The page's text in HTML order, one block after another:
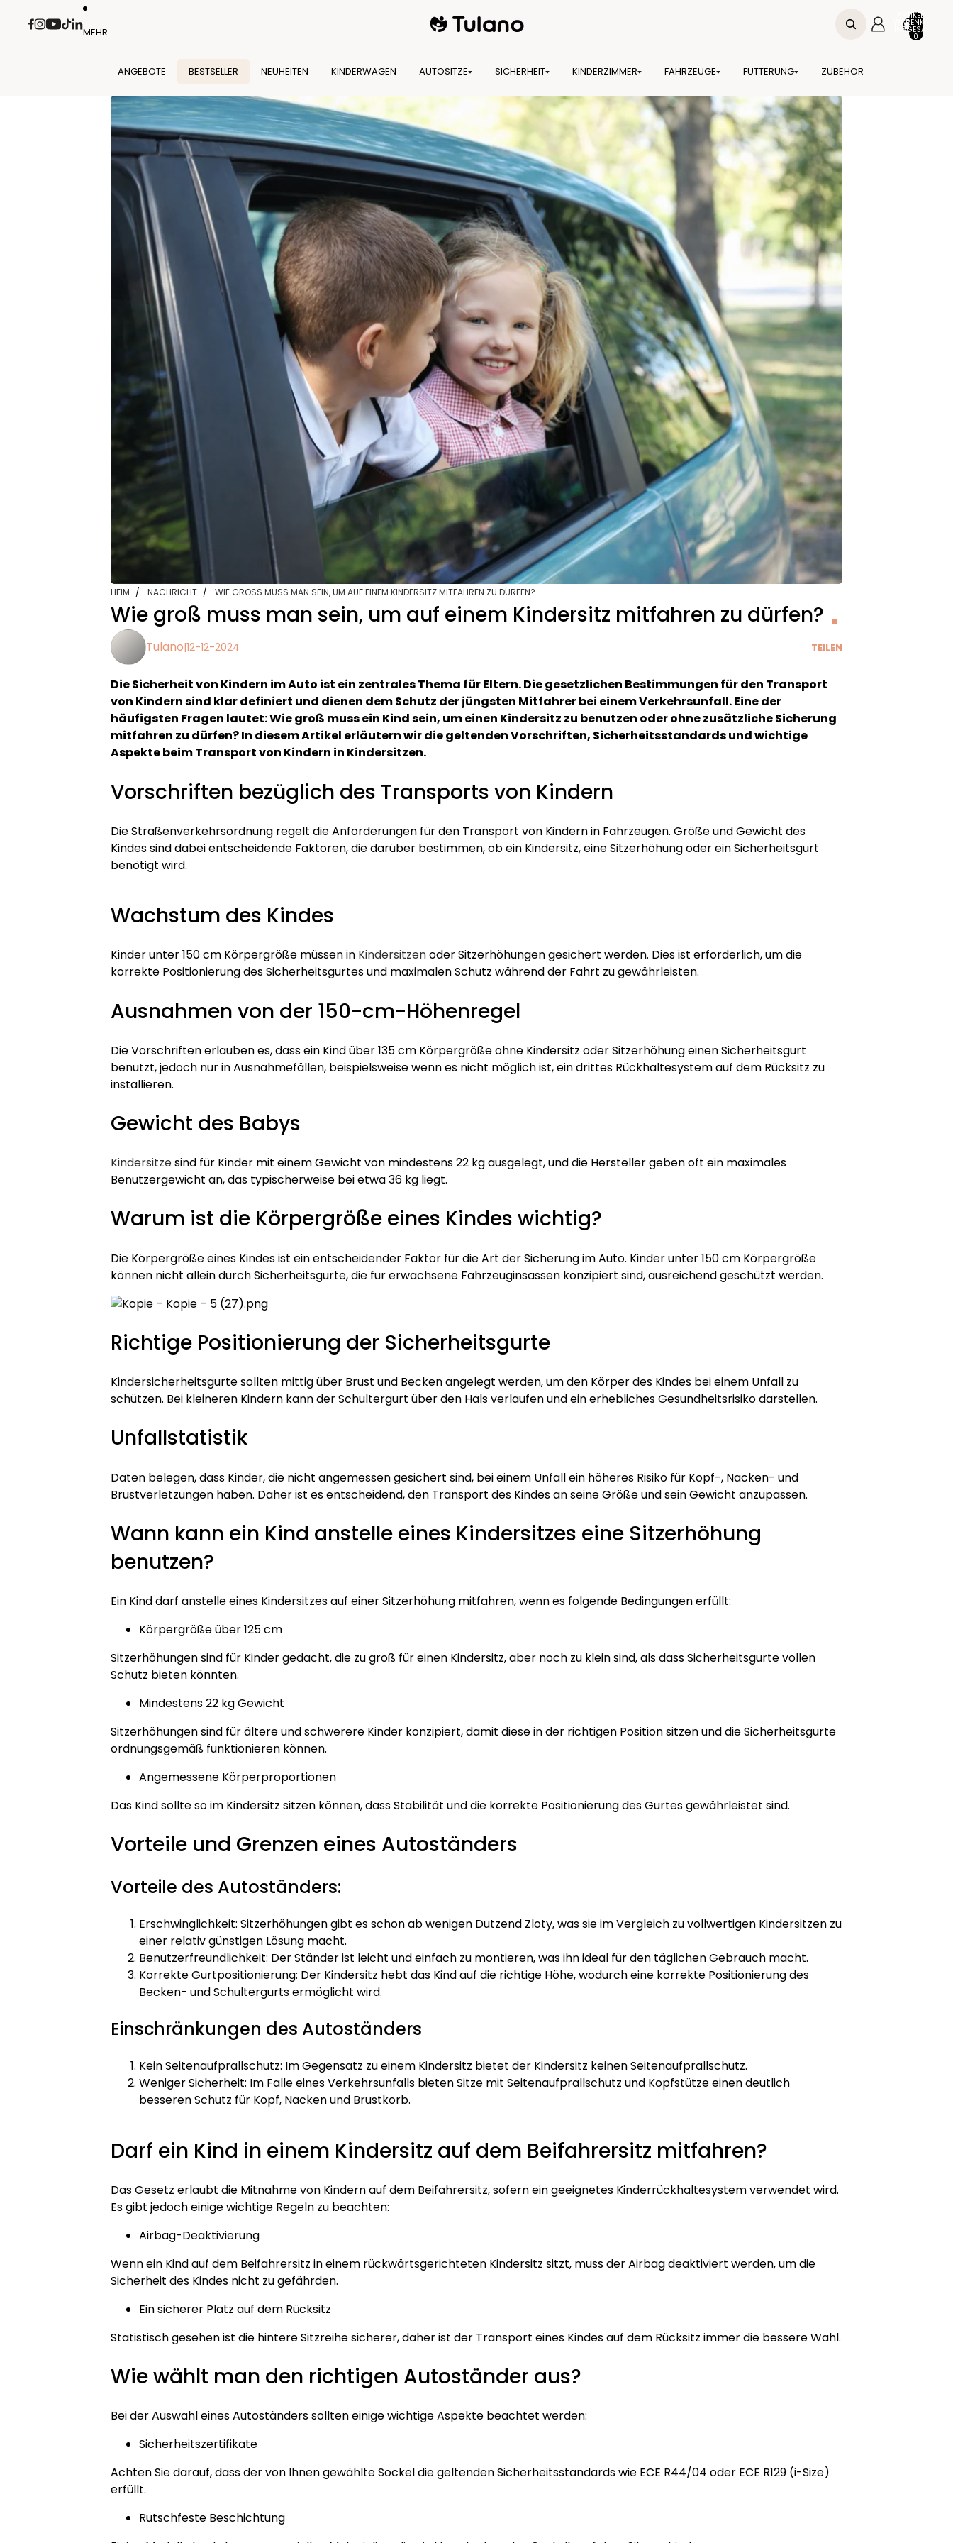
Direkt zum Inhalt
MEHR
ARTIKEL IM
WARENKORB
INSGESAMT:
0
ANGEBOTE BESTSELLER NEUHEITEN KINDERWAGEN AUTOSITZE SICHERHEIT KINDERZIMMER FAHRZEUGE FÜTTERUNG ZUBEHÖR
HEIM NACHRICHT WIE GROSS MUSS MAN SEIN, UM AUF EINEM KINDERSITZ MITFAHREN ZU DÜRFEN?
Wie groß muss man sein, um auf einem Kindersitz mitfahren zu dürfen?
Tulano|12-12-2024 TEILEN
Die Sicherheit von Kindern im Auto ist ein zentrales Thema für Eltern. Die gesetzlichen Bestimmungen für den Transport
von Kindern sind klar definiert und dienen dem Schutz der jüngsten Mitfahrer bei einem Verkehrsunfall. Eine der
häufigsten Fragen lautet: Wie groß muss ein Kind sein, um einen Kindersitz zu benutzen oder ohne zusätzliche Sicherung
mitfahren zu dürfen? In diesem Artikel erläutern wir die geltenden Vorschriften, Sicherheitsstandards und wichtige
Aspekte beim Transport von Kindern in Kindersitzen.
Vorschriften bezüglich des Transports von Kindern
Die Straßenverkehrsordnung regelt die Anforderungen für den Transport von Kindern in Fahrzeugen. Größe und Gewicht des
Kindes sind dabei entscheidende Faktoren, die darüber bestimmen, ob ein Kindersitz, eine Sitzerhöhung oder ein Sicherheitsgurt
benötigt wird.
Wachstum des Kindes
Kinder unter 150 cm Körpergröße müssen in Kindersitzenoder Sitzerhöhungen gesichert werden. Dies ist erforderlich, um die
korrekte Positionierung des Sicherheitsgurtes und maximalen Schutz während der Fahrt zu gewährleisten.
Ausnahmen von der 150-cm-Höhenregel
Die Vorschriften erlauben es, dass ein Kind über 135 cm Körpergröße ohne Kindersitz oder Sitzerhöhung einen Sicherheitsgurt
benutzt, jedoch nur in Ausnahmefällen, beispielsweise wenn es nicht möglich ist, ein drittes Rückhaltesystem auf dem Rücksitz zu
installieren.
Gewicht des Babys
Kindersitzesind für Kinder mit einem Gewicht von mindestens 22 kg ausgelegt, und die Hersteller geben oft ein maximales
Benutzergewicht an, das typischerweise bei etwa 36 kg liegt.
Warum ist die Körpergröße eines Kindes wichtig?
Die Körpergröße eines Kindes ist ein entscheidender Faktor für die Art der Sicherung im Auto. Kinder unter 150 cm Körpergröße
können nicht allein durch Sicherheitsgurte, die für erwachsene Fahrzeuginsassen konzipiert sind, ausreichend geschützt werden.
Richtige Positionierung der Sicherheitsgurte
Kindersicherheitsgurte sollten mittig über Brust und Becken angelegt werden, um den Körper des Kindes bei einem Unfall zu
schützen. Bei kleineren Kindern kann der Schultergurt über den Hals verlaufen und ein erhebliches Gesundheitsrisiko darstellen.
Unfallstatistik
Daten belegen, dass Kinder, die nicht angemessen gesichert sind, bei einem Unfall ein höheres Risiko für Kopf-, Nacken- und
Brustverletzungen haben. Daher ist es entscheidend, den Transport des Kindes an seine Größe und sein Gewicht anzupassen.
Wann kann ein Kind anstelle eines Kindersitzes eine Sitzerhöhung
benutzen?
Ein Kind darf anstelle eines Kindersitzes auf einer Sitzerhöhung mitfahren, wenn es folgende Bedingungen erfüllt:
Körpergröße über 125 cm
Sitzerhöhungen sind für Kinder gedacht, die zu groß für einen Kindersitz, aber noch zu klein sind, als dass Sicherheitsgurte vollen
Schutz bieten könnten.
Mindestens 22 kg Gewicht
Sitzerhöhungen sind für ältere und schwerere Kinder konzipiert, damit diese in der richtigen Position sitzen und die Sicherheitsgurte
ordnungsgemäß funktionieren können.
Angemessene Körperproportionen
Das Kind sollte so im Kindersitz sitzen können, dass Stabilität und die korrekte Positionierung des Gurtes gewährleistet sind.
Vorteile und Grenzen eines Autoständers
Vorteile des Autoständers:
Erschwinglichkeit: Sitzerhöhungen gibt es schon ab wenigen Dutzend Zloty, was sie im Vergleich zu vollwertigen Kindersitzen zu
einer relativ günstigen Lösung macht.
Benutzerfreundlichkeit: Der Ständer ist leicht und einfach zu montieren, was ihn ideal für den täglichen Gebrauch macht.
Korrekte Gurtpositionierung: Der Kindersitz hebt das Kind auf die richtige Höhe, wodurch eine korrekte Positionierung des
Becken- und Schultergurts ermöglicht wird.
Einschränkungen des Autoständers
Kein Seitenaufprallschutz: Im Gegensatz zu einem Kindersitz bietet der Kindersitz keinen Seitenaufprallschutz.
Weniger Sicherheit: Im Falle eines Verkehrsunfalls bieten Sitze mit Seitenaufprallschutz und Kopfstütze einen deutlich
besseren Schutz für Kopf, Nacken und Brustkorb.
Darf ein Kind in einem Kindersitz auf dem Beifahrersitz mitfahren?
Das Gesetz erlaubt die Mitnahme von Kindern auf dem Beifahrersitz, sofern ein geeignetes Kinderrückhaltesystem verwendet wird.
Es gibt jedoch einige wichtige Regeln zu beachten:
Airbag-Deaktivierung
Wenn ein Kind auf dem Beifahrersitz in einem rückwärtsgerichteten Kindersitz sitzt, muss der Airbag deaktiviert werden, um die
Sicherheit des Kindes nicht zu gefährden.
Ein sicherer Platz auf dem Rücksitz
Statistisch gesehen ist die hintere Sitzreihe sicherer, daher ist der Transport eines Kindes auf dem Rücksitz immer die bessere Wahl.
Wie wählt man den richtigen Autoständer aus?
Bei der Auswahl eines Autoständers sollten einige wichtige Aspekte beachtet werden:
Sicherheitszertifikate
Achten Sie darauf, dass der von Ihnen gewählte Sockel die geltenden Sicherheitsstandards wie ECE R44/04 oder ECE R129 (i-Size)
erfüllt.
Rutschfeste Beschichtung